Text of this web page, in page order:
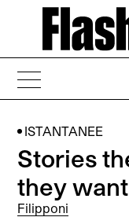
ISTANTANEE
Stories
they
Filipponi